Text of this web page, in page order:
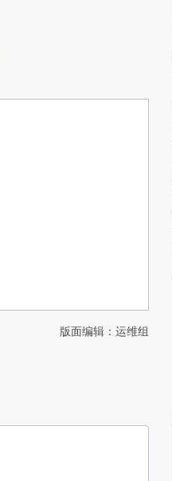
版面编辑：运维组